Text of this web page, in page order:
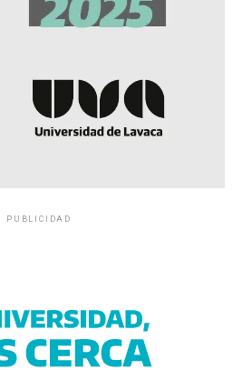
PUBLICIDAD